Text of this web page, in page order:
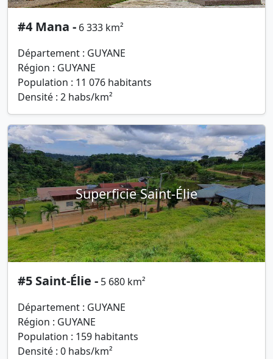
#4 Mana - 6 333 km²
Département : GUYANE
Région : GUYANE
Population : 11 076 habitants
Densité : 2 habs/km²
Superficie Saint-Élie
#5 Saint-Élie - 5 680 km²
Département : GUYANE
Région : GUYANE
Population : 159 habitants
Densité : 0 habs/km²